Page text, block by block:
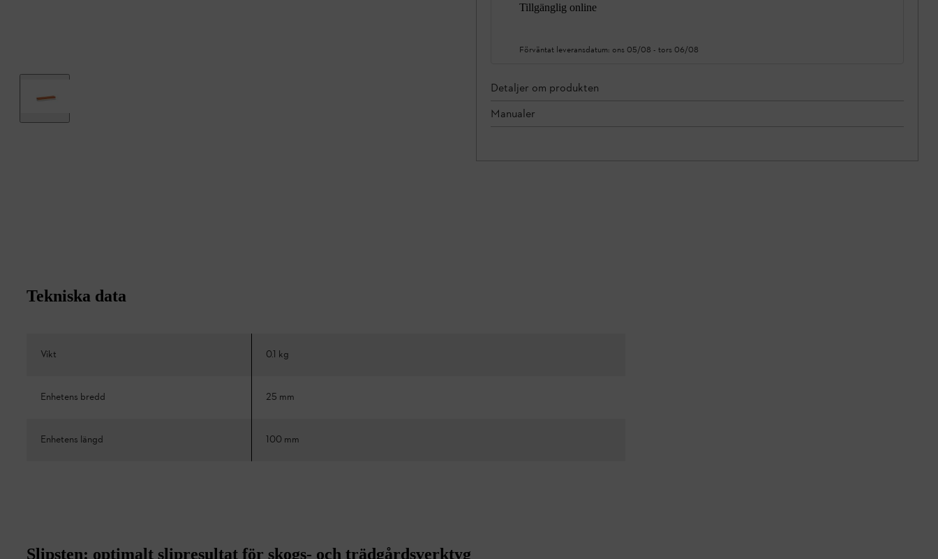
Tillgänglig online
Förväntat leveransdatum: ons 05/08 - tors 06/08
Detaljer om produkten
Manualer
Tekniska data
Vikt 0.1 kg
Enhetens bredd 25 mm
Enhetens längd 100 mm
Slipsten: optimalt slipresultat för skogs- och trädgårdsverktyg